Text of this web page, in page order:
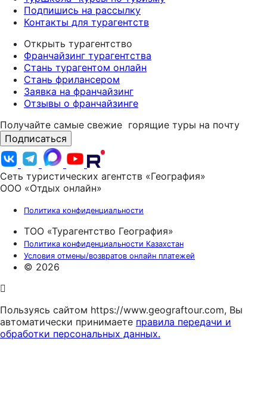
Подпишись на рассылку
Контакты для турагентств
Открыть турагентство
Франчайзинг турагентства
Стань турагентом онлайн
Стань фрилансером
Заявка на франчайзинг
Отзывы о франчайзинге
Получайте самые свежие горящие туры на почту
Подписаться
Сеть туристических агентств «География»
ООО «Отдых онлайн»
Политика конфиденциальности
ТОО «Турагентство География»
Политика конфиденциальности Казахстан
Условия отмены/возвратов онлайн платежей
© 2026
Пользуясь сайтом https://www.geograftour.com, Вы
автоматически принимаете правила передачи и
обработки персональных данных.